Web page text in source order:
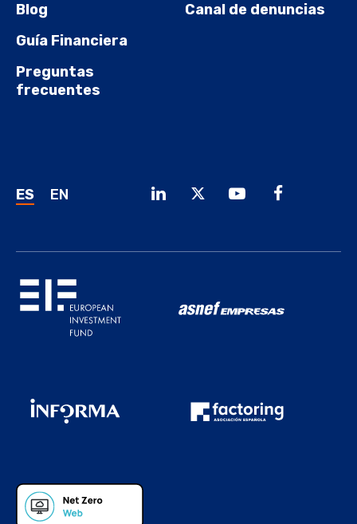
Blog
Guía Financiera
Preguntas
frecuentes
Canal de denuncias
ES EN